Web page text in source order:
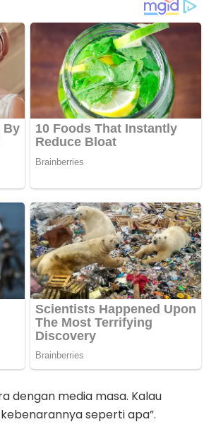
dengan media masa. Kalau
seperti apa”.